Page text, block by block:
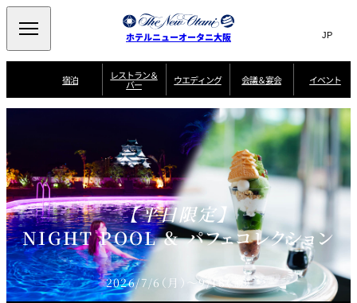
ホテルニューオータニ大阪 Search
サ
ト
内
検
索
を
開
言
切
替
え
メ
開
閉
JP(日本語)
EN
中文(简) (中文(简))
한국어(한국어)
Select Language ▼
宿泊
一
覧
ビ
ス
ガ
イ
ド
スイート・エグゼ
クティブフロアの
特典
食のご案内
ル
ー
ム
サ
ー
ビ
ス
レストラン＆
バー
西洋料理
SAKURA SATSUKI
日本料理
けやき 季処 一心
麺処
NAKAJIMA
叙々苑 游玄亭
花外楼 大坂城
藤尾
中国料理
ウエディング
ウ
エ
デ
ィ
ン
グ
ニューオータニウ
エディングの魅力
ウ
エ
デ
ィ
ン
グ
ス
タ
イ
ル
新着情報
挙式 披露宴 料理・ケーキ
ム
ー
ビ
ドレスブランド
「ituwa（いつ
来
館
予
会議＆宴会
会
議
＆
宴
会
宴
会
場
一
覧
プ
ラ
ン
一
覧 お料
宴
会
ご
予
合
イベント
【平日限定】
NIGHT POOL ＆ パフェコレクション
2026/7/6（月）～9/18（金）